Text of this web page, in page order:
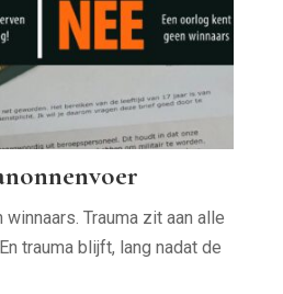
Trauma zit aan alle
trauma blijft, lang nadat de